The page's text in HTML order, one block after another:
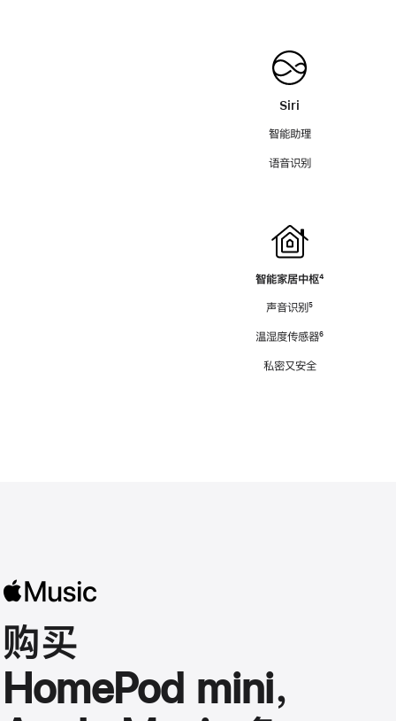
Siri
智能助理
语音识别
智能家居中枢脚
⁴
声音识别脚
⁵
温湿度传感器脚
⁶
私密又安全
购买
HomePod mini，